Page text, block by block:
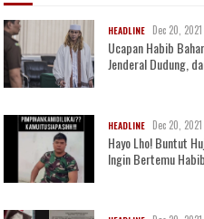
HEADLINE Dec 20, 2021
Ucapan Habib
Jenderal Dudung,
HEADLINE Dec 20, 2021
Hayo Lho! Buntut
Ingin Bertemu